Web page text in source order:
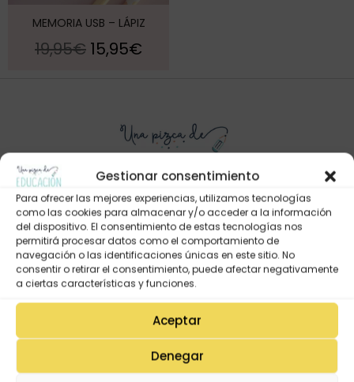
Gestionar consentimiento
Para ofrecer las mejores experiencias, utilizamos tecnologías
como las cookies para almacenar y/o acceder a la información
del dispositivo. El consentimiento de estas tecnologías nos
permitirá procesar datos como el comportamiento de
navegación o las identificaciones únicas en este sitio. No
consentir o retirar el consentimiento, puede afectar negativamente
a ciertas características y funciones.
Aceptar
Denegar
MEMORIA USB – LÁPIZ
19,95€ 15,95€
Mi Cuenta
Lista de deseos
Mi Perfil
Descargas
Estado de mi pedido
Preguntas Frecuentes